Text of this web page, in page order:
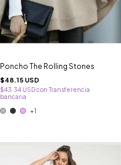
Poncho The Rolling Stones
$48.15 USD
$43.34 USDcon Transferencia
bancaria
+1